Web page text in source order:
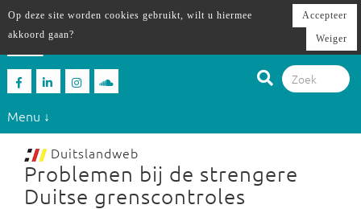
Menu ↓
Duitslandweb
Problemen bij de strengere
Duitse grenscontroles
Op deze site worden cookies gebruikt, wilt u hiermee
akkoord gaan?
Accepteer
Weiger